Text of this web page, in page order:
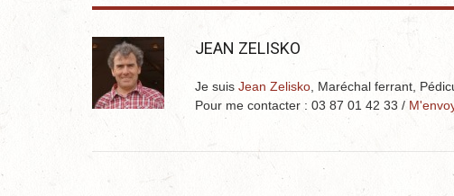
JEAN ZELISKO
Je suis Jean Zelisko, Maréchal ferrant,
Pour me contacter : 03 87 01 42 33 /